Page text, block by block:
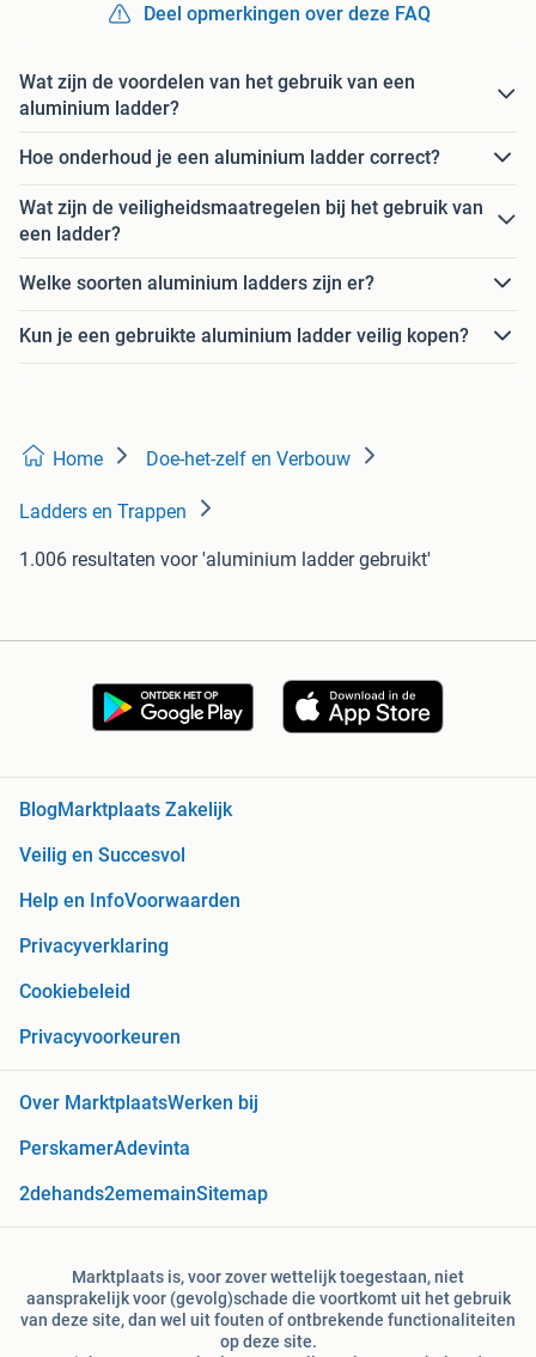
Deel opmerkingen over deze FAQ
Wat zijn de voordelen van het gebruik van een
aluminium ladder?
Hoe onderhoud je een aluminium ladder correct?
Wat zijn de veiligheidsmaatregelen bij het gebruik van
een ladder?
Welke soorten aluminium ladders zijn er?
Kun je een gebruikte aluminium ladder veilig kopen?
Home Doe-het-zelf en Verbouw
Ladders en Trappen
1.006 resultaten voor 'aluminium ladder gebruikt'
BlogMarktplaats Zakelijk
Veilig en Succesvol
Help en InfoVoorwaarden
Privacyverklaring
Cookiebeleid
Privacyvoorkeuren
Over MarktplaatsWerken bij
PerskamerAdevinta
2dehands2ememainSitemap
Marktplaats is, voor zover wettelijk toegestaan, niet
aansprakelijk voor (gevolg)schade die voortkomt uit het gebruik
van deze site, dan wel uit fouten of ontbrekende functionaliteiten
op deze site.